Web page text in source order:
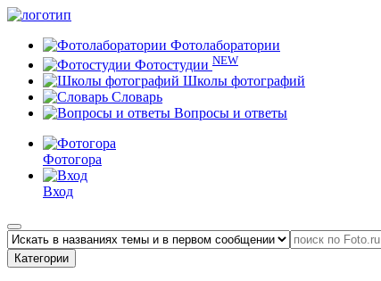
Фотолаборатории
Фотостудии NEW
Школы фотографий
Словарь
Вопросы и ответы
Фотогора
Вход
Категории